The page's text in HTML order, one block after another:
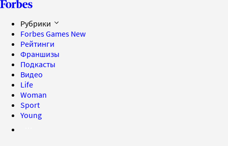
Рубрики
Forbes Games New
Рейтинги
Франшизы
Подкасты
Видео
Life
Woman
Sport
Young